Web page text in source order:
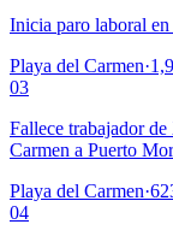
Inicia paro laboral
Playa del Carmen·
03
Fallece trabajador
Carmen a Puerto
Playa del Carmen·
04